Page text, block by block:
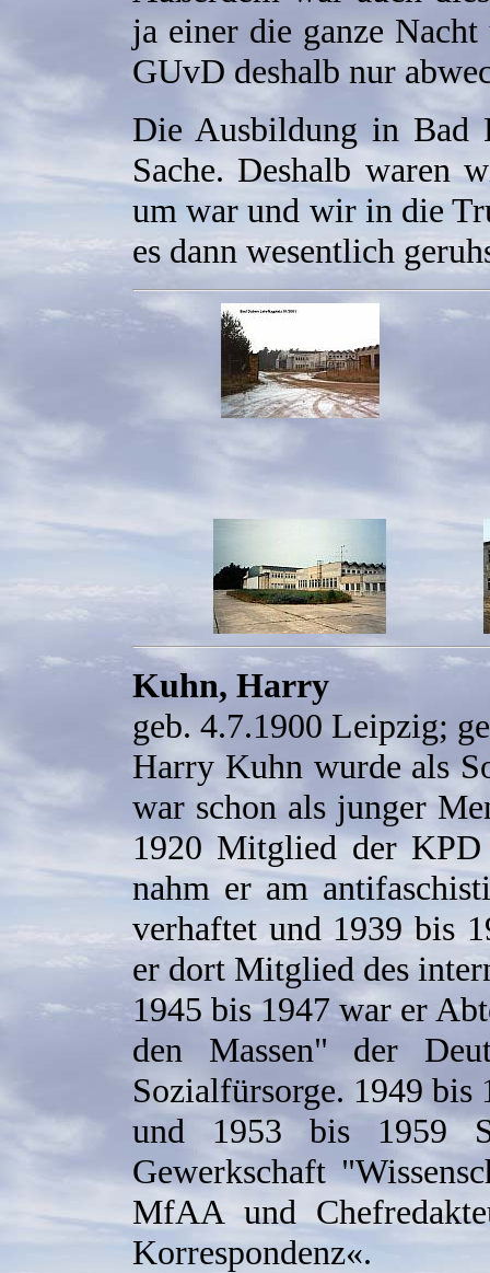
ja einer die ganze
GUvD deshalb nur
Die Ausbildung in Bad
Sache. Deshalb waren
um war und wir in die
es dann wesentlich
Kuhn, Harry
geb. 4.7.1900 Leipzig;
Harry Kuhn wurde als
war schon als junger
1920 Mitglied der
nahm er am
verhaftet und 1939 bis
er dort Mitglied des
1945 bis 1947 war er
den Massen" der
Sozialfürsorge. 1949 bis
und 1953 bis 1959
Gewerkschaft
MfAA und
Korrespondenz«.